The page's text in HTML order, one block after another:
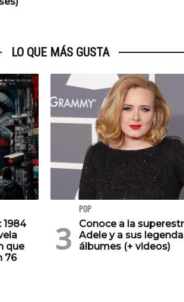
LO QUE MÁS GUSTA
1984
que
76
POP
Conoce a la
Adele y a sus
álbumes (+ videos)